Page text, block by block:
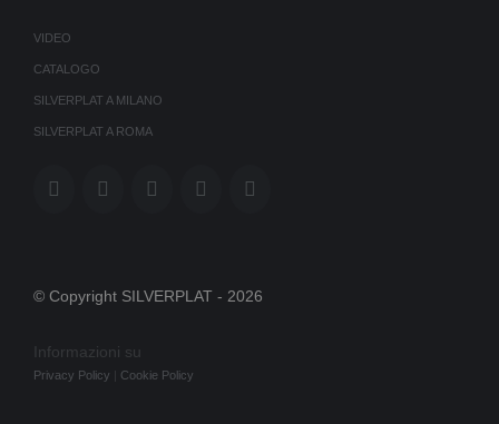
VIDEO
CATALOGO
SILVERPLAT A MILANO
SILVERPLAT A ROMA
© Copyright SILVERPLAT - 2026
Informazioni su
Privacy Policy Cookie Policy